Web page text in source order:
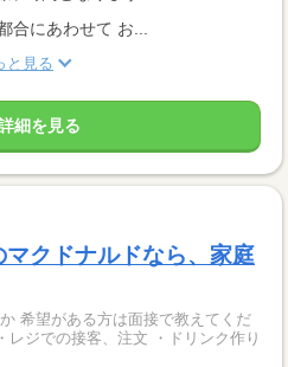
合にあわせて お...
と見る
細を見る
クドナルドなら、家庭
希望がある方は面接で教えてくだ